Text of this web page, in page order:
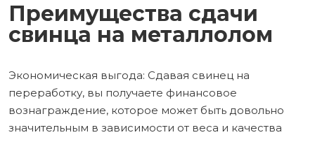
Преимущества сдачи
свинца на металлолом
Экономическая выгода: Сдавая свинец на
переработку, вы получаете финансовое
вознаграждение, которое может быть довольно
значительным в зависимости от веса и качества